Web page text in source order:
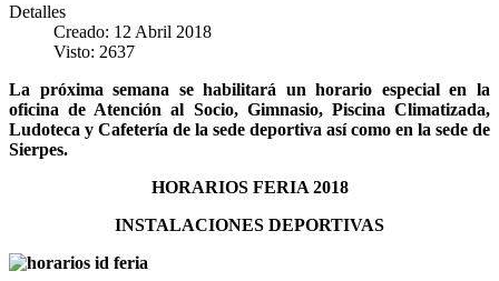
Detalles
Creado: 12 Abril 2018
Visto: 2637
La próxima semana se habilitará un horario especial en la
oficina de Atención al Socio, Gimnasio, Piscina Climatizada,
Ludoteca y Cafetería de la sede deportiva así como en la sede de
Sierpes.
HORARIOS FERIA 2018
INSTALACIONES DEPORTIVAS